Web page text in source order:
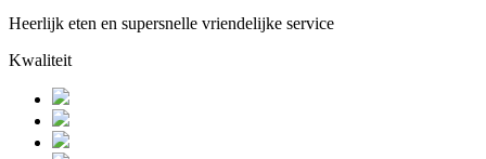
Heerlijk eten en supersnelle vriendelijke service
Kwaliteit